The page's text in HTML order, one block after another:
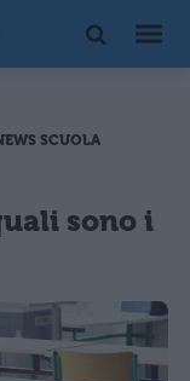
SCUOLA
sono i